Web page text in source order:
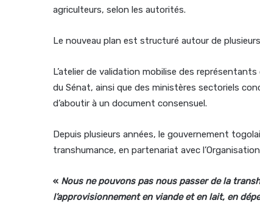
agriculteurs, selon les autorités.
Le nouveau plan est structuré autour de
L’atelier de validation mobilise des
du Sénat, ainsi que des ministères sectoriels
d’aboutir à un document consensuel.
Depuis plusieurs années, le gouvernement
transhumance, en partenariat avec
« Nous ne pouvons pas nous passer de la
l’approvisionnement en viande et en lait, en